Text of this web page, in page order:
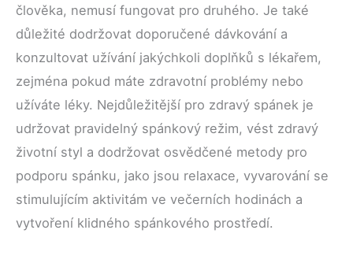
člověka, nemusí fungovat pro druhého. Je také
důležité dodržovat doporučené dávkování a
konzultovat užívání jakýchkoli doplňků s lékařem,
zejména pokud máte zdravotní problémy nebo
užíváte léky. Nejdůležitější pro zdravý spánek je
udržovat pravidelný spánkový režim, vést zdravý
životní styl a dodržovat osvědčené metody pro
podporu spánku, jako jsou relaxace, vyvarování se
stimulujícím aktivitám ve večerních hodinách a
vytvoření klidného spánkového prostředí.